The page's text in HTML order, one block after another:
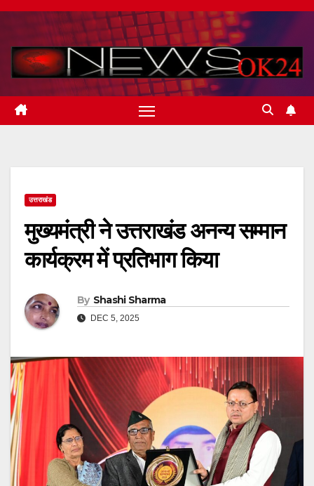
Skip
content
उत्तराखंड
मुख्यमंत्री ने उत्तराखंड अनन्य सम्मान
कार्यक्रम में प्रतिभाग किया
By Shashi Sharma
DEC 5, 2025